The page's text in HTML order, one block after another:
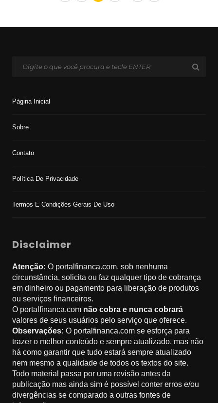
Página Inicial
Sobre
Contato
Política De Privacidade
Termos E Condições Gerais De Uso
Disclaimer
Atenção: O portalfinanca.com, sob nenhuma
circunstância, solicita ou faz qualquer tipo de cobrança
em dinheiro ou pagamento para liberação de produtos
ou serviços financeiros.
O portalfinanca.com não cobra e nunca cobrará
valores de seus usuários pelo serviço que oferece.
Observações: O portalfinanca.com se esforça para
trazer o melhor conteúdo e sempre atualizado, mas não
há como garantir que tudo estará sempre atualizado
nem mesmo a qualidade de todos os textos do site.
Todo material passa por uma revisão antes da
publicação mas ainda sim é possível conter erros e/ou
divergências se comparado a outras fontes de